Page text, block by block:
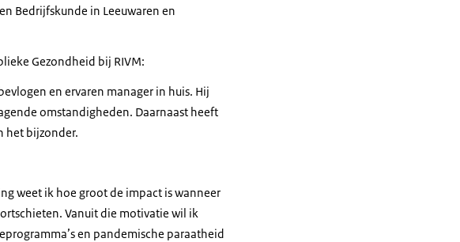
Bedrijfskunde in Leeuwaren en
Gezondheid bij RIVM:
en ervaren manager in huis. Hij
omstandigheden. Daarnaast heeft
het bijzonder.
weet ik hoe groot de impact is wanneer
Vanuit die motivatie wil ik
en pandemische paraatheid